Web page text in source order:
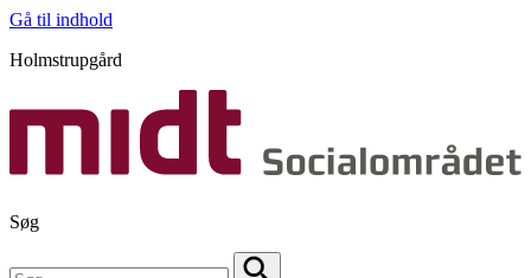
Gå til indhold
Holmstrupgård
Søg